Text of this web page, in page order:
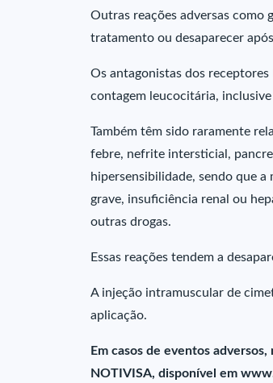
Outras reações adversas como
tratamento ou desaparecer
Os antagonistas dos receptores
contagem leucocitária,
Também têm sido raramente
febre, nefrite intersticial,
hipersensibilidade, sendo que
grave, insuficiência renal ou
outras drogas.
Essas reações tendem a
A injeção intramuscular de
aplicação.
Em casos de eventos
NOTIVISA, disponível em